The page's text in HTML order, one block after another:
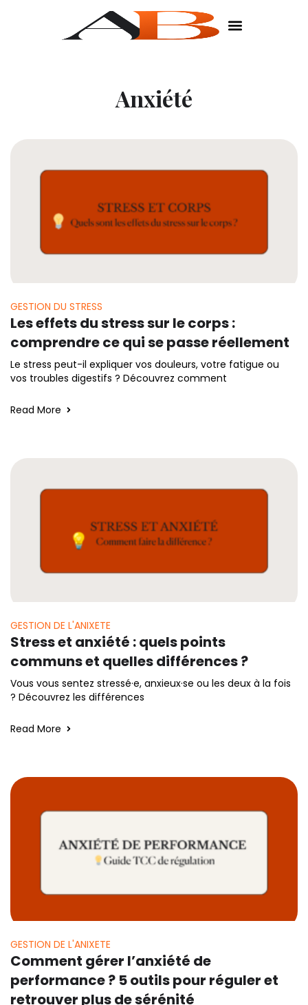
Anxiété
GESTION DU STRESS
Les effets du stress sur le corps :
comprendre ce qui se passe réellement
Le stress peut-il expliquer vos douleurs, votre fatigue ou
vos troubles digestifs ? Découvrez comment
Read More
GESTION DE L'ANIXETE
Stress et anxiété : quels points
communs et quelles différences ?
Vous vous sentez stressé·e, anxieux·se ou les deux à la fois
? Découvrez les différences
Read More
GESTION DE L'ANIXETE
Comment gérer l’anxiété de
performance ? 5 outils pour réguler et
retrouver plus de sérénité